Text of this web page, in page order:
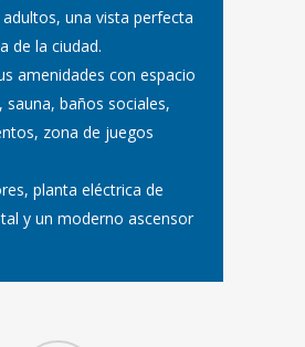
una vista perfecta
de la ciudad.
amenidades con espacio
sauna, baños sociales,
zona de juegos
planta eléctrica de
y un moderno ascensor